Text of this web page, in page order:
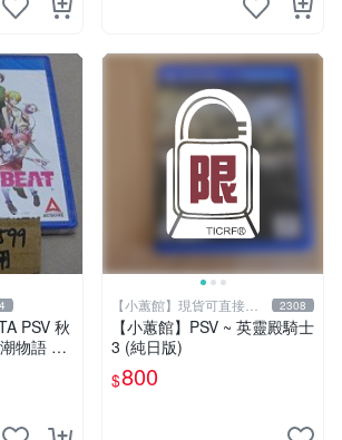
PSV 秋
物語 AK
文版
【小蕙館】現貨可直接下
標
2308
【小蕙館】PSV ~ 英靈殿騎士
3 (純日版)
$800